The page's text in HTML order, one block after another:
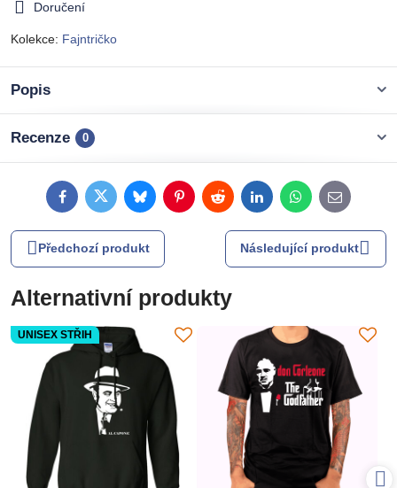
Doručení
Kolekce: Fajntričko
Popis
Recenze 0
FacebookTwitterBlueskyPinterestRedditLinkedInWhatsApp
E-
mail
Předchozí produkt Následující produkt
Alternativní produkty
UNISEX STŘIH